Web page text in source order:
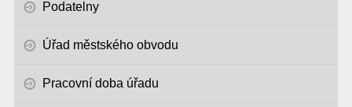
Podatelny
Úřad městského obvodu
Pracovní doba úřadu